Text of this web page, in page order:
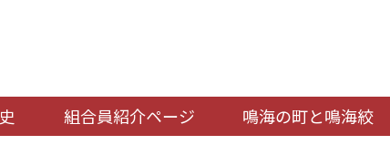
組合員紹介ページ 鳴海の町と鳴海絞